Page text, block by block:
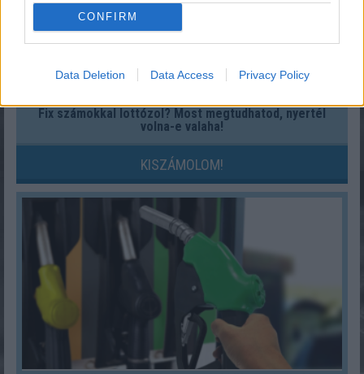
CONFIRM
Data Deletion Data Access Privacy Policy
Fix számokkal lottózol? Most megtudhatod, nyertél
volna-e valaha!
KISZÁMOLOM!